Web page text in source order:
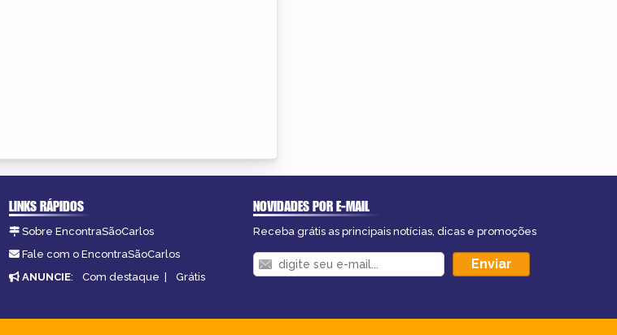
LINKS RÁPIDOS
Sobre EncontraSãoCarlos
Fale com o EncontraSãoCarlos
ANUNCIE: Com destaque | Grátis
NOVIDADES POR E-MAIL
Receba grátis as principais notícias, dicas e promoções